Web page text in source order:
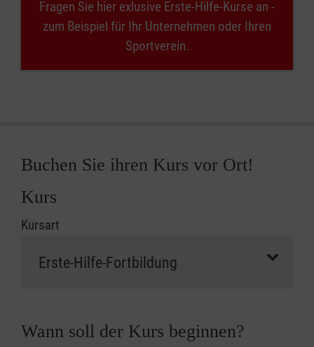
Fragen Sie hier exlusive Erste-Hilfe-Kurse an -
zum Beispiel für Ihr Unternehmen oder Ihren
Sportverein.
Buchen Sie ihren Kurs vor Ort!
Kurs
Kursart
Wann soll der Kurs beginnen?